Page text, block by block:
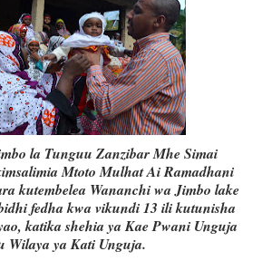
la Tunguu Zanzibar Mhe Simai
Mtoto Mulhat Ai Ramadhani
kutembelea Wananchi wa Jimbo lake
fedha kwa vikundi 13 ili kutunisha
katika shehia ya Kae Pwani Unguja
Wilaya ya Kati Unguja.